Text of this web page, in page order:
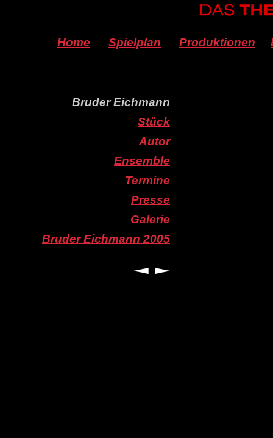
Home Spielplan Produktionen
Bruder Eichmann
Stück
Autor
Ensemble
Termine
Presse
Galerie
Bruder Eichmann 2005